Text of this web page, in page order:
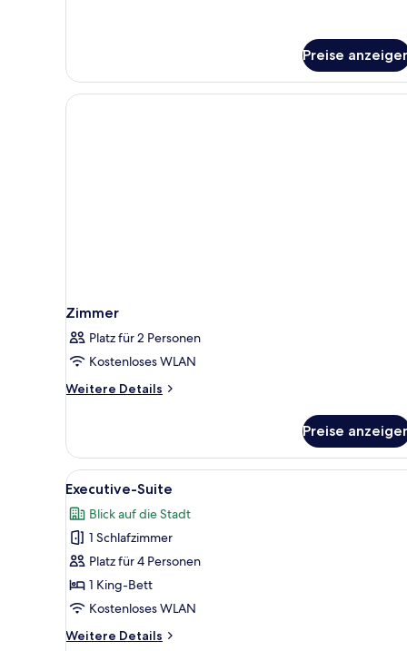
Preise
Zimmer
Platz für 2 Personen
Kostenloses WLAN
Weitere Details
Weitere
Preise
Alle
Fotos
für
Executive-
Suite
anzeigen
Ein modernes Hotelzimmer
3
Executive-Suite
Blick auf die Stadt
1 Schlafzimmer
Platz für 4 Personen
1 King-Bett
Kostenloses WLAN
Weitere Details
Weitere